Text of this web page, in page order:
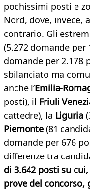
pochissimi posti e
Nord, dove, invece,
contrario. Gli
(5.272 domande per
domande per 2.178
sbilanciato ma
anche l’Emilia-
posti), il Friuli
cattedre), la Liguria
Piemonte (81
domande per 676
differenze tra
di 3.642 posti su
prove del concorso,